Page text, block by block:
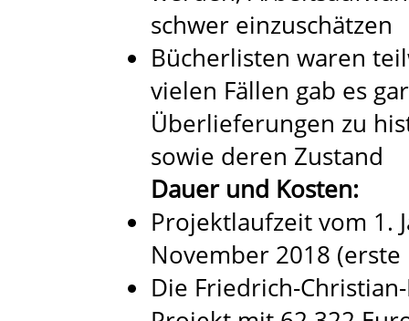
schwer einzuschätzen
Bücherlisten waren
vielen Fällen gab es
Überlieferungen zu
sowie deren Zustand
Dauer und Kosten:
Projektlaufzeit vom 1.
November 2018 (erste
Die Friedrich-